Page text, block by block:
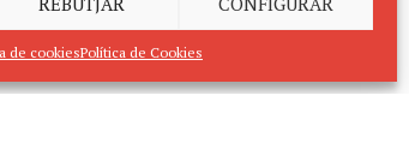
de cookiesPolítica de Cookies